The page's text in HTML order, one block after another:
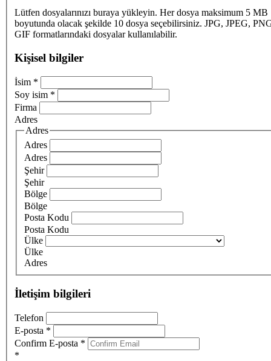
Lütfen dosyalarınızı buraya yükleyin. Her dosya maksimum 5 MB
boyutunda olacak şekilde 10 dosya seçebilirsiniz. JPG, JPEG,
GIF formatlarındaki dosyalar kullanılabilir.
Kişisel bilgiler
İsim *
Soy isim *
Firma
Adres
Adres
Adres
Adres
Şehir
Şehir
Bölge
Bölge
Posta Kodu
Posta Kodu
Ülke
Ülke
Adres
İletişim bilgileri
Telefon
E-posta *
Confirm E-posta *
*